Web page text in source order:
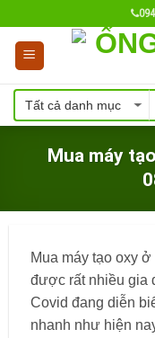
content
Mua máy
Mua máy tạo oxy
được rất nhiều gia
Covid đang diễn
nhanh như hiện